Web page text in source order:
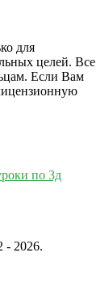
для
целей. Все
Если Вам
по 3д
2012 - 2026.